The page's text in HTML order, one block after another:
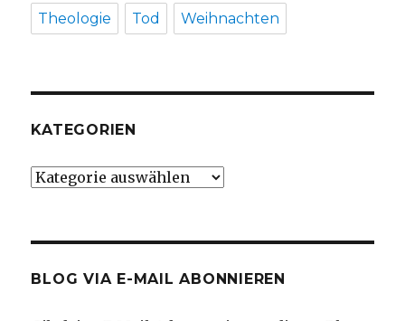
Theologie Tod Weihnachten
KATEGORIEN
Kategorien
BLOG VIA E-MAIL ABONNIEREN